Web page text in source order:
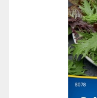
Kurier InPost
Kurier GLS
Kurier GLS -